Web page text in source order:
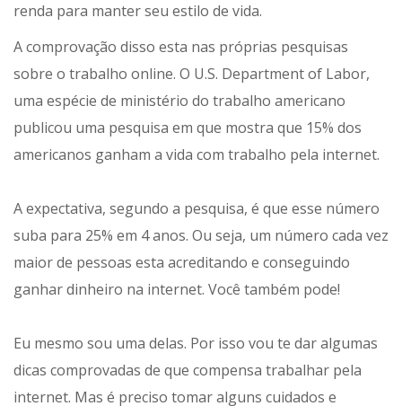
renda para manter seu estilo de vida.
A comprovação disso esta nas próprias pesquisas
sobre o trabalho online. O U.S. Department of Labor,
uma espécie de ministério do trabalho americano
publicou uma pesquisa em que mostra que 15% dos
americanos ganham a vida com trabalho pela internet.
A expectativa, segundo a pesquisa, é que esse número
suba para 25% em 4 anos. Ou seja, um número cada vez
maior de pessoas esta acreditando e conseguindo
ganhar dinheiro na internet. Você também pode!
Eu mesmo sou uma delas. Por isso vou te dar algumas
dicas comprovadas de que compensa trabalhar pela
internet. Mas é preciso tomar alguns cuidados e